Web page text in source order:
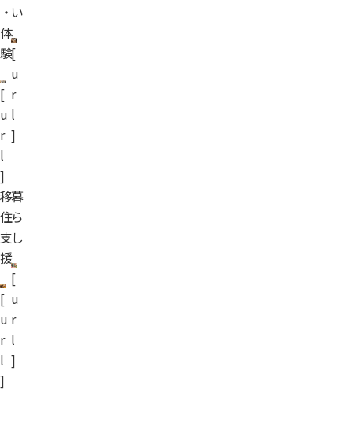
・
体
験
[
u
r
l
]
い
[
u
r
l
]
移
住
支
援
[
u
r
l
]
暮
ら
し
[
u
r
l
]